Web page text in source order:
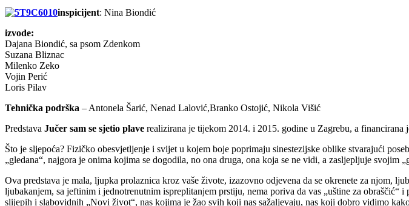
inspicijent: Nina Biondić
izvode:
Dajana Biondić, sa psom Zdenkom
Suzana Bliznac
Milenko Zeko
Vojin Perić
Loris Pilav
Tehnička podrška – Antonela Šarić, Nenad Lalović,Branko Ostojić, Nikola Višić
Predstava Jučer sam se sjetio plave realizirana je tijekom 2014. i 2015. godine u Zagrebu, a
Što je sljepoća? Fizičko obesvjetljenje i svijet u kojem boje poprimaju sinestezijske oblike stvarajući
„gledana“, najgora je onima kojima se dogodila, no ona druga, ona koja se ne vidi, a zasljepljuje
Ova predstava je mala, ljupka prolaznica kroz vaše živote, izazovno odjevena da se okrenete za njom,
ljubakanjem, sa jeftinim i jednotrenutnim ispreplitanjem prstiju, nema poriva da vas „uštine za
slijepih i slabovidnih „Novi život“, nas kojima je žao svih koji nas sažaljevaju, nas koji dobro vidimo